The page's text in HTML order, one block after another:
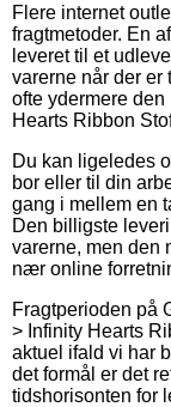
Flere internet
fragtmetoder. En
leveret til et
varerne når der er
ofte ydermere
Hearts Ribbon
Du kan ligeledes
bor eller til din
gang i mellem en
Den billigste
varerne, men den
nær online
Fragtperioden på
> Infinity Hearts
aktuel ifald vi har
det formål er det
tidshorisonten for